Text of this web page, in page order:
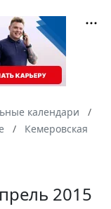
календари
Кемеровская
2015